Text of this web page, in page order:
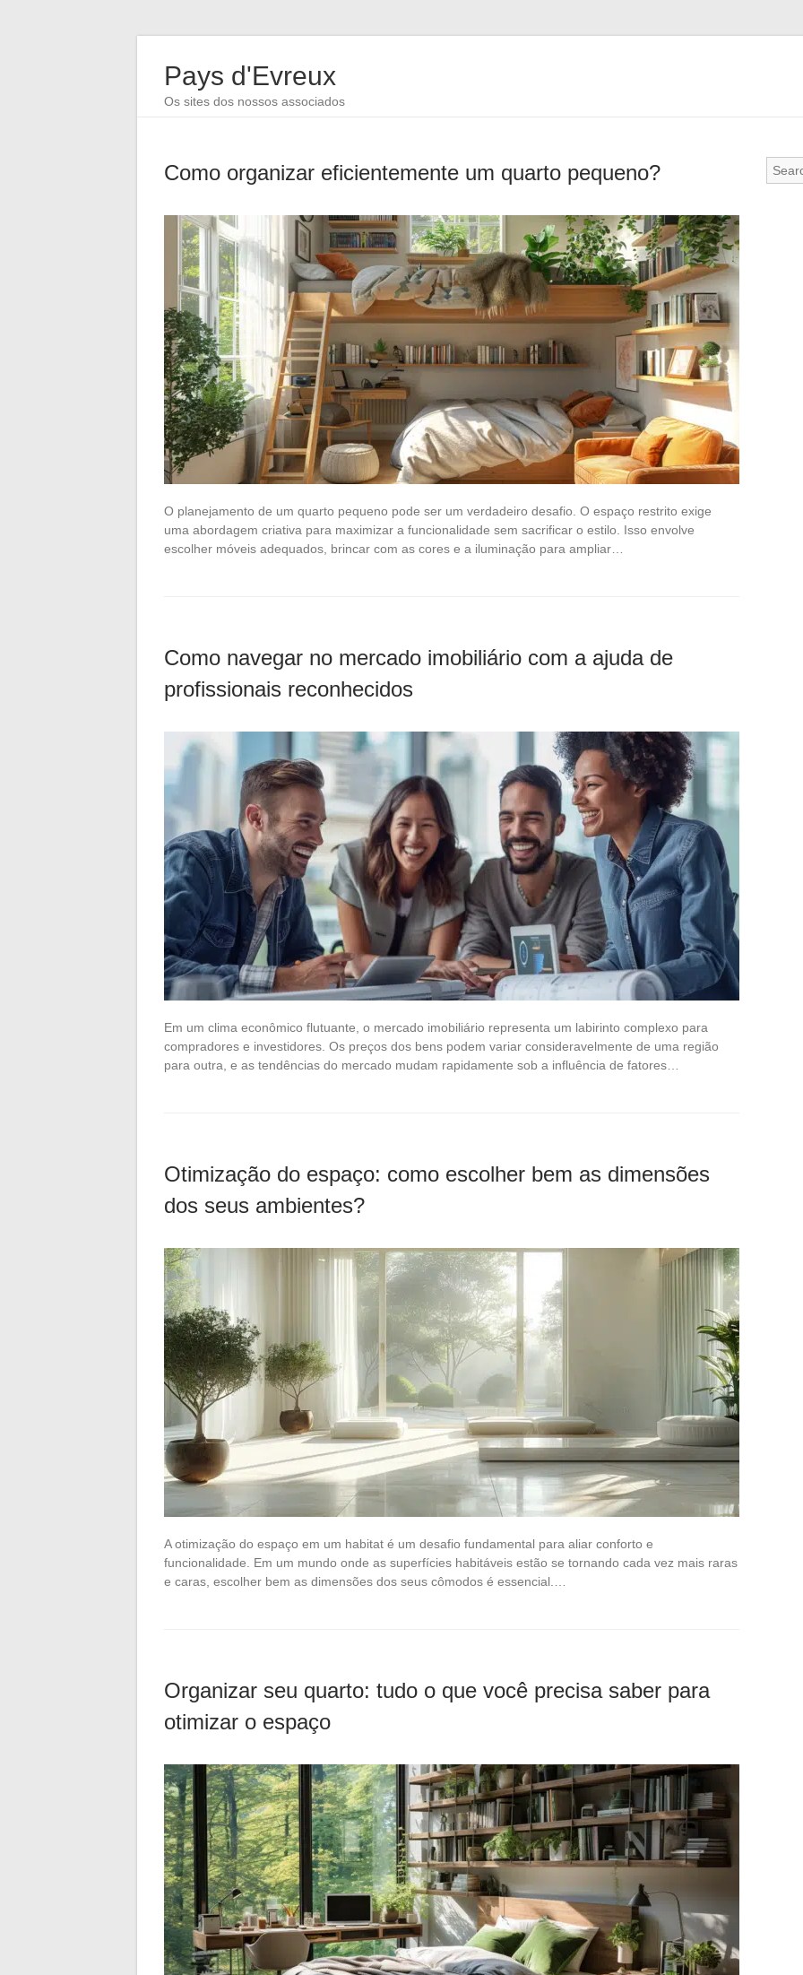
Pays d'Evreux
Os sites dos nossos associados
Como organizar eficientemente um quarto pequeno?
O planejamento de um quarto pequeno pode ser um verdadeiro desafio. O espaço restrito exige
uma abordagem criativa para maximizar a funcionalidade sem sacrificar o estilo. Isso envolve
escolher móveis adequados, brincar com as cores e a iluminação para ampliar…
Como navegar no mercado imobiliário com a ajuda de
profissionais reconhecidos
Em um clima econômico flutuante, o mercado imobiliário representa um labirinto complexo para
compradores e investidores. Os preços dos bens podem variar consideravelmente de uma região
para outra, e as tendências do mercado mudam rapidamente sob a influência de fatores…
Otimização do espaço: como escolher bem as dimensões
dos seus ambientes?
A otimização do espaço em um habitat é um desafio fundamental para aliar conforto e
funcionalidade. Em um mundo onde as superfícies habitáveis estão se tornando cada vez mais raras
e caras, escolher bem as dimensões dos seus cômodos é essencial.…
Organizar seu quarto: tudo o que você precisa saber para
otimizar o espaço